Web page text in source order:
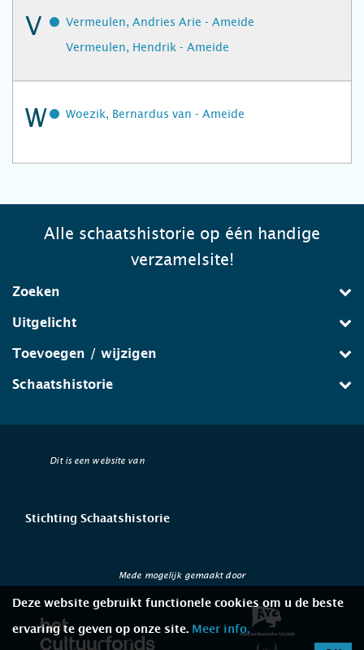
V
Vermeulen, Andries Arie - Ameide
Vermeulen, Hendrik - Ameide
W Woezik, Bernardus van - Ameide
Alle schaatshistorie op één handige
verzamelsite!
Zoeken
Uitgelicht
Toevoegen / wijzigen
Schaatshistorie
Dit is een website van
Stichting Schaatshistorie
Mede mogelijk gemaakt door
Deze website gebruikt functionele cookies om u de beste
ervaring te geven op onze site. Meer info.